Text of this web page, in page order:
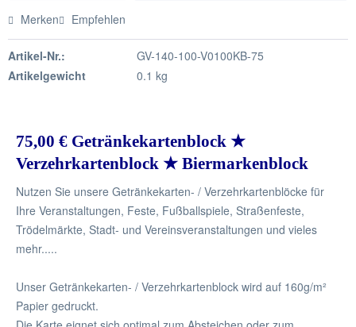
Merken Empfehlen
Artikel-Nr.:
GV-140-100-V0100KB-75
Artikelgewicht
0.1 kg
75,00 € Getränkekartenblock ★
Verzehrkartenblock ★ Biermarkenblock
Nutzen Sie unsere Getränkekarten- / Verzehrkartenblöcke für
Ihre Veranstaltungen, Feste, Fußballspiele, Straßenfeste,
Trödelmärkte, Stadt- und Vereinsveranstaltungen und vieles
mehr.....
Unser Getränkekarten- / Verzehrkartenblock wird auf 160g/m²
Papier gedruckt.